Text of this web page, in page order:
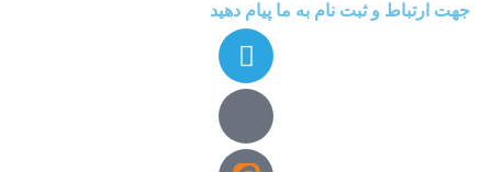
جهت ارتباط و ثبت نام به ما پیام دهید